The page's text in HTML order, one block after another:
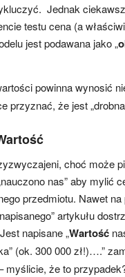
Jednak
testu cena (a
jest podawana jako „
powinna wynosić
przyznać, że jest
choć może
nas” aby mylić
przedmiotu. Nawet na
artykułu
napisane „Wartość
(ok. 300 000 zł!)….”
myślicie, że to